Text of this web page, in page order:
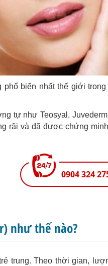
biến nhất thế giới
tự như Teosyal,
rãi và đã được chứng
0904 324
như thế nào?
trung. Theo thời gian,